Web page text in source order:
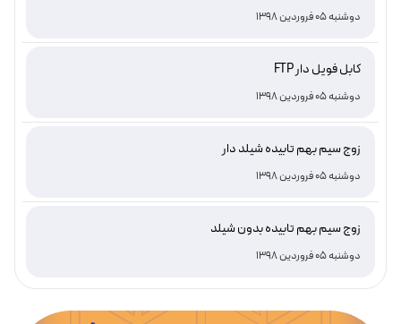
دوشنبه 05 فروردین 1398
کابل فویل دار FTP
دوشنبه 05 فروردین 1398
زوج سیم بهم تابیده شیلد دار
دوشنبه 05 فروردین 1398
زوج سیم بهم تابیده بدون شیلد
دوشنبه 05 فروردین 1398